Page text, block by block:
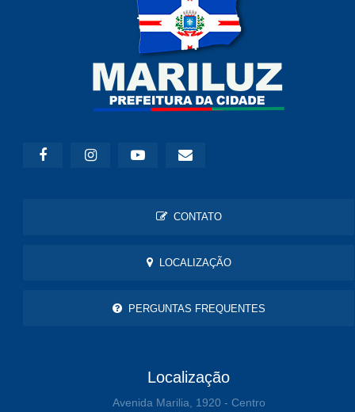
CONTATO
LOCALIZAÇÃO
PERGUNTAS FREQUENTES
Localização
Avenida Marilia, 1920 - Centro